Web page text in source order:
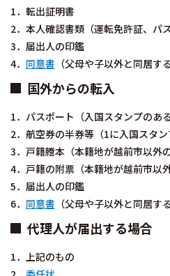
1．転出証明書
2．本人確認書類（運転免許証、パ
3．届出人の印鑑
4． 同意書 （父母や子以外と同居す
国外からの転入
1．パスポート（入国スタンプのある
2．航空券の半券等（1に入国スタン
3．戸籍謄本（本籍地が越前市以外の
4．戸籍の附票（本籍地が越前市以
5．届出人の印鑑
6． 同意書 （父母や子以外と同居す
代理人が届出する場合
1．上記のもの